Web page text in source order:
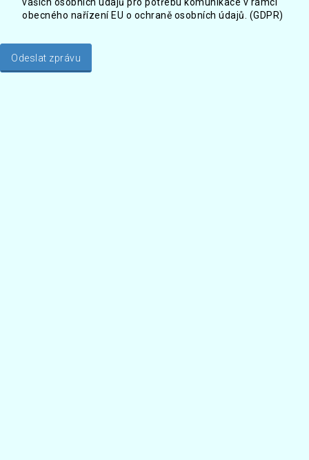
obecného nařízení EU o ochraně osobních údajů. (GDPR)
Odeslat zprávu